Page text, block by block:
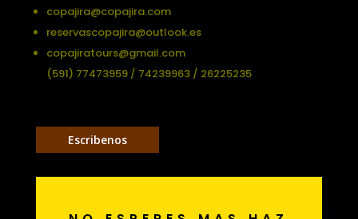
copajira@copajira.com
reservascopajira@outlook.es
copajiratours@gmail.com
(591) 77473959 / 74239963 / 26225235
Escribenos